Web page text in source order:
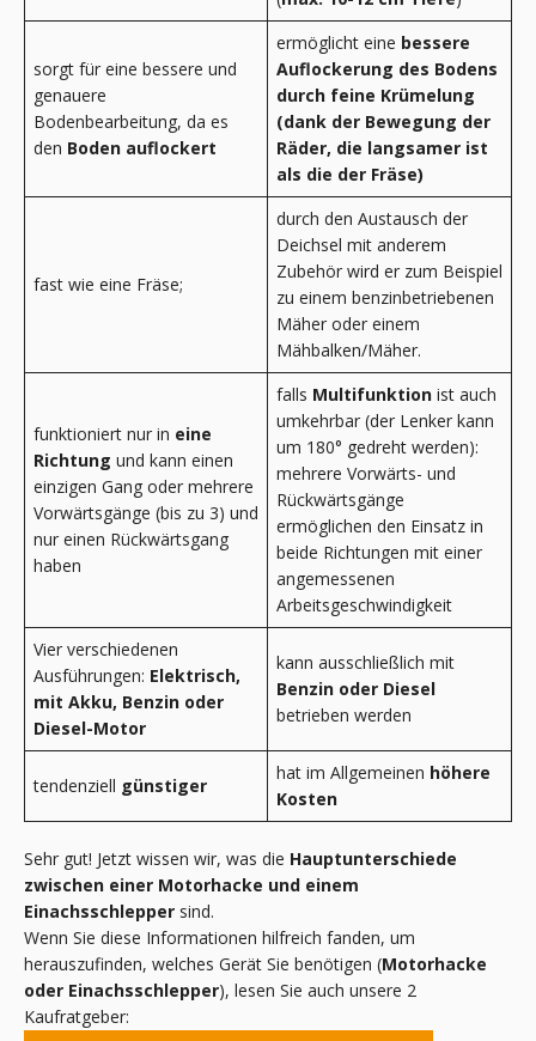
sorgt für eine bessere und
genauere
Bodenbearbeitung, da es
den Boden auflockert
ermöglicht eine bessere
Auflockerung des Bodens
durch feine Krümelung
(dank der Bewegung der
Räder, die langsamer ist
als die der Fräse)
fast wie eine Fräse;
durch den Austausch der
Deichsel mit anderem
Zubehör wird er zum Beispiel
zu einem benzinbetriebenen
Mäher oder einem
Mähbalken/Mäher.
funktioniert nur in eine
Richtung und kann einen
einzigen Gang oder mehrere
Vorwärtsgänge (bis zu 3) und
nur einen Rückwärtsgang
haben
falls Multifunktion ist auch
umkehrbar (der Lenker kann
um 180° gedreht werden):
mehrere Vorwärts- und
Rückwärtsgänge
ermöglichen den Einsatz in
beide Richtungen mit einer
angemessenen
Arbeitsgeschwindigkeit
Vier verschiedenen
Ausführungen: Elektrisch,
mit Akku, Benzin oder
Diesel-Motor
kann ausschließlich mit
Benzin oder Diesel
betrieben werden
tendenziell günstiger
hat im Allgemeinen höhere
Kosten
Sehr gut! Jetzt wissen wir, was die Hauptunterschiede
zwischen einer Motorhacke und einem
Einachsschlepper sind.
Wenn Sie diese Informationen hilfreich fanden, um
herauszufinden, welches Gerät Sie benötigen (Motorhacke
oder Einachsschlepper), lesen Sie auch unsere 2
Kaufratgeber: